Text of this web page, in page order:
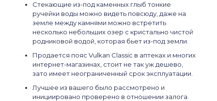
Стекающие из-под каменных глыб тонкие
ручейки воды можно видеть повсюду, даже на
земле между камнями можно встретить
несколько небольших озер с кристально чистой
родниковой водой, которая бьет из-под земли.
Продается пояс Vulkan Classic в аптеках и многих
интернет-магазинах, стоит не так уж дешево,
зато имеет неограниченный срок эксплуатации.
Лучшее из вашего было рассмотрено и
инициировано проверено в отношении залога.